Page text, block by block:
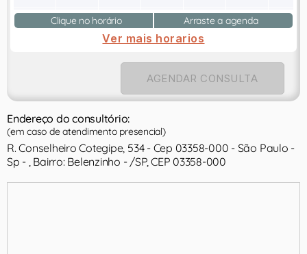
Clique no horário Arraste a agenda
Ver mais horarios
AGENDAR CONSULTA
Endereço do consultório:
(em caso de atendimento presencial)
R. Conselheiro Cotegipe, 534 - Cep 03358-000 - São Paulo -
Sp - , Bairro: Belenzinho - /SP, CEP 03358-000